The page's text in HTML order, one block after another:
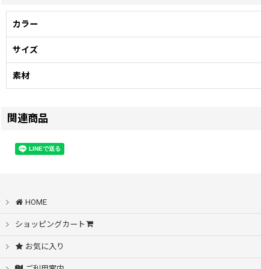
カラー
サイズ
素材
関連商品
BEETLE PRETTY DOG SHORT SLEEVE TEE WHITE
HOME
ショッピングカート
お気に入り